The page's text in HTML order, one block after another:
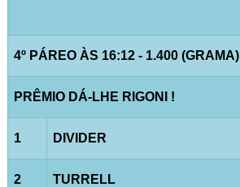
4º PÁREO ÀS 16:12 - 1.400 (GRAMA)
PRÊMIO DÁ-LHE RIGONI !
1 DIVIDER
2 TURRELL